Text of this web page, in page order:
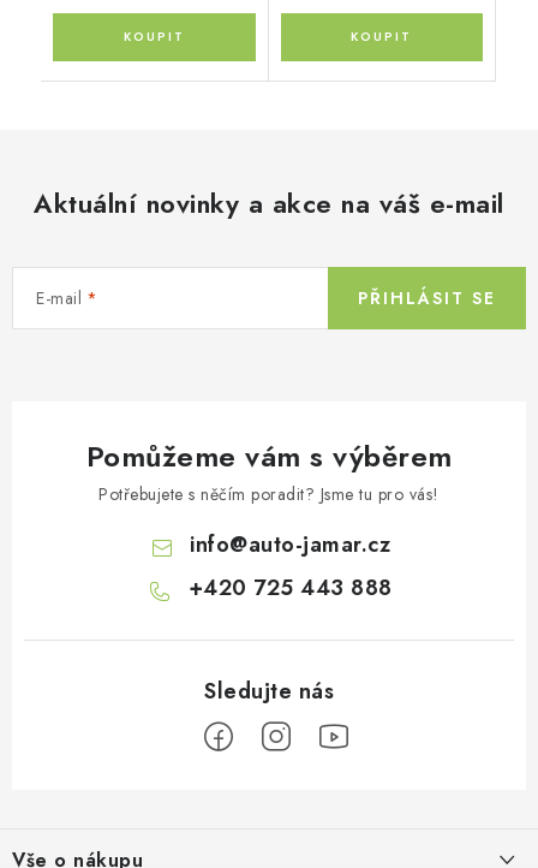
Aktuální novinky a akce na váš e-mail
E-mail PŘIHLÁSIT SE
Pomůžeme vám s výběrem
Potřebujete s něčím poradit? Jsme tu pro vás!
info@auto-jamar.cz
+420 725 443 888
Vše o nákupu